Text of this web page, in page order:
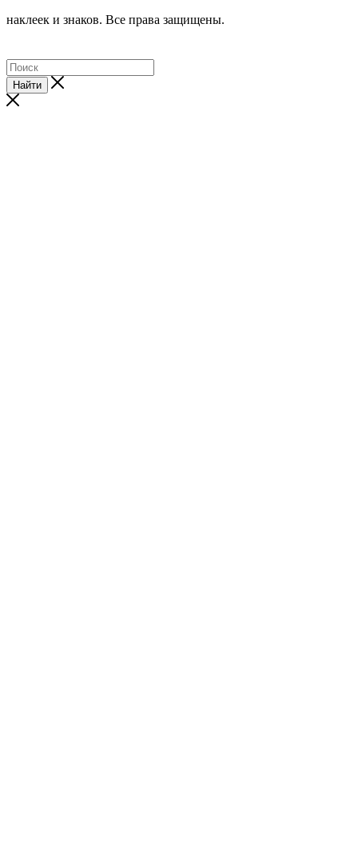
наклеек и знаков. Все права защищены.
Найти